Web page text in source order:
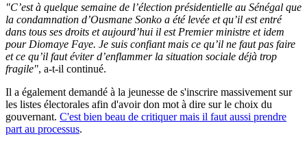
"C’est à quelque semaine de l’élection présidentielle au Sénégal que
la condamnation d’Ousmane Sonko a été levée et qu’il est entré
dans tous ses droits et aujourd’hui il est Premier ministre et idem
pour Diomaye Faye. Je suis confiant mais ce qu’il ne faut pas faire
et ce qu’il faut éviter d’enflammer la situation sociale déjà trop
fragile", a-t-il continué.
Il a également demandé à la jeunesse de s'inscrire massivement sur
les listes électorales afin d'avoir don mot à dire sur le choix du
gouvernant. C'est bien beau de critiquer mais il faut aussi prendre
part au processus.